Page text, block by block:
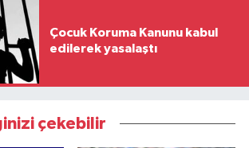
Çocuk Koruma Kanunu kabul
edilerek yasalaştı
çekebilir